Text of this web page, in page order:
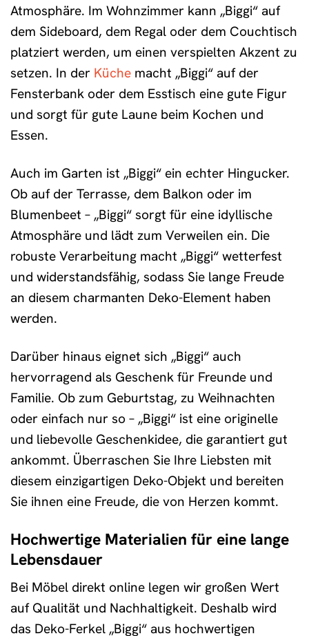
Atmosphäre. Im Wohnzimmer kann „Biggi“ auf
dem Sideboard, dem Regal oder dem Couchtisch
platziert werden, um einen verspielten Akzent zu
setzen. In der Küche macht „Biggi“ auf der
Fensterbank oder dem Esstisch eine gute Figur
und sorgt für gute Laune beim Kochen und
Essen.
Auch im Garten ist „Biggi“ ein echter Hingucker.
Ob auf der Terrasse, dem Balkon oder im
Blumenbeet – „Biggi“ sorgt für eine idyllische
Atmosphäre und lädt zum Verweilen ein. Die
robuste Verarbeitung macht „Biggi“ wetterfest
und widerstandsfähig, sodass Sie lange Freude
an diesem charmanten Deko-Element haben
werden.
Darüber hinaus eignet sich „Biggi“ auch
hervorragend als Geschenk für Freunde und
Familie. Ob zum Geburtstag, zu Weihnachten
oder einfach nur so – „Biggi“ ist eine originelle
und liebevolle Geschenkidee, die garantiert gut
ankommt. Überraschen Sie Ihre Liebsten mit
diesem einzigartigen Deko-Objekt und bereiten
Sie ihnen eine Freude, die von Herzen kommt.
Hochwertige Materialien für eine lange
Lebensdauer
Bei Möbel direkt online legen wir großen Wert
auf Qualität und Nachhaltigkeit. Deshalb wird
das Deko-Ferkel „Biggi“ aus hochwertigen